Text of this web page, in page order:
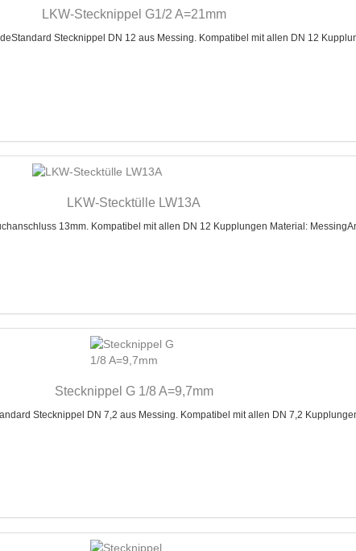
LKW-Stecknippel G1/2 A=21mm
Stecknippel DN 12 aus Messing. Kompatibel mit allen DN 12
LKW-Stecktülle LW13A
13mm. Kompatibel mit allen DN 12 Kupplungen Material:
Stecknippel G 1/8 A=9,7mm
Stecknippel DN 7,2 aus Messing. Kompatibel mit allen DN 7,2